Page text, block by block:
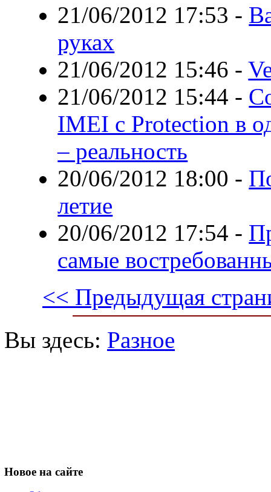
21/06/2012 17:53 -
руках
21/06/2012 15:46 -
21/06/2012 15:44 -
IMEI с Protection в
– реальность
20/06/2012 18:00 -
летие
20/06/2012 17:54 -
самые
<< Предыдущая
Вы здесь: Разное
Новое на сайте